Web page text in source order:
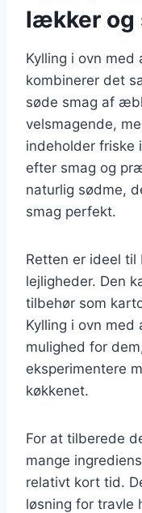
lækker og
Kylling i ovn
kombinerer det
søde smag af
velsmagende,
indeholder friske
efter smag og
naturlig sødme,
smag perfekt.
Retten er ideel
lejligheder. Den
tilbehør som
Kylling i ovn
mulighed for
eksperimentere
køkkenet.
For at tilberede
mange
relativt kort tid.
løsning for travle